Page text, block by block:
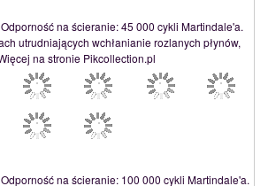
na ścieranie: 45 000 cykli Martindale'a.
utrudniających wchłanianie rozlanych płynów,
na stronie Pikcollection.pl
na ścieranie: 100 000 cykli Martindale'a.